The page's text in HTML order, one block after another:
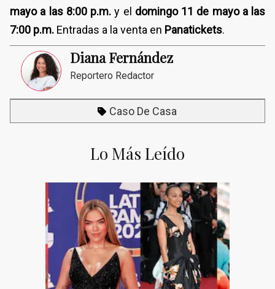
mayo a las 8:00 p.m. y el domingo 11 de mayo a las
7:00 p.m. Entradas a la venta en Panatickets.
Diana Fernández
Reportero Redactor
Caso De Casa
Lo Más Leído